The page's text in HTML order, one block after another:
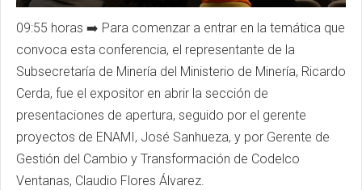
09:55 horas ➡️ Para comenzar a entrar en la temática que
convoca esta conferencia, el representante de la
Subsecretaría de Minería del Ministerio de Minería, Ricardo
Cerda, fue el expositor en abrir la sección de
presentaciones de apertura, seguido por el gerente
proyectos de ENAMI, José Sanhueza, y por Gerente de
Gestión del Cambio y Transformación de Codelco
Ventanas, Claudio Flores Álvarez.